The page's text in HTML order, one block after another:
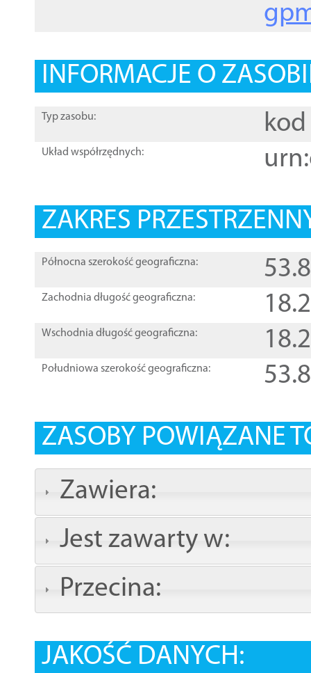
INFORMACJE O
Typ zasobu: kod
Układ współrzędnych:
ZAKRES
Północna szerokość geograficzna:
Zachodnia długość geograficzna:
Wschodnia długość geograficzna:
Południowa szerokość geograficzna:
ZASOBY POWIĄZANE
Zawiera:
Jest zawarty w:
Przecina:
JAKOŚĆ DANYCH: